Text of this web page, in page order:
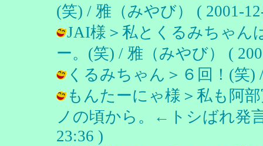
(笑) / 雅（みやび） ( 2001-
JAI様＞私とくるみちゃん
ー。(笑) / 雅（みやび） (
くるみちゃん＞６回！(笑)
もんたーにゃ様＞私も阿
ノの頃から。←トシばれ発
23:36 )